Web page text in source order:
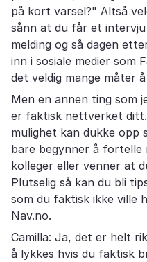
på kort varsel?" Altså
sånn at du får et
melding og så dagen
inn i sosiale medier som
det veldig mange måter
Men en annen ting som
er faktisk nettverket
mulighet kan dukke opp
bare begynner å fortelle
kolleger eller venner at
Plutselig så kan du bli
som du faktisk ikke ville
Nav.no.
Camilla: Ja, det er helt
å lykkes hvis du faktisk